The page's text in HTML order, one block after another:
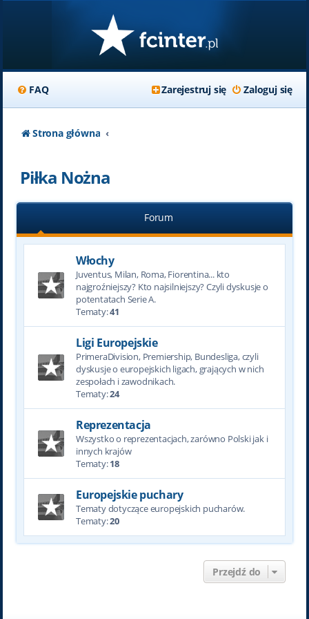
FAQ Zaloguj się
Zarejestruj się
Strona główna
Piłka Nożna
Forum
Włochy
Juventus, Milan, Roma, Fiorentina... kto
najgroźniejszy? Kto najsilniejszy? Czyli dyskusje o
potentatach Serie A.
Tematy:41
Ligi Europejskie
PrimeraDivision, Premiership, Bundesliga, czyli
dyskusje o europejskich ligach, grających w nich
zespołach i zawodnikach.
Tematy:24
Reprezentacja
Wszystko o reprezentacjach, zarówno Polski jak i
innych krajów
Tematy:18
Europejskie puchary
Tematy dotyczące europejskich pucharów.
Tematy:20
Przejdź do